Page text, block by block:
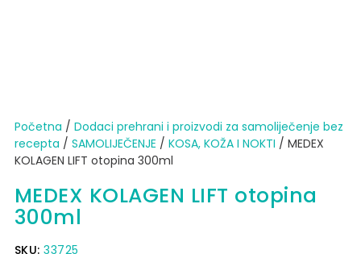
Početna / Dodaci prehrani i proizvodi za samoliječenje bez
recepta / SAMOLIJEČENJE / KOSA, KOŽA I NOKTI / MEDEX
KOLAGEN LIFT otopina 300ml
MEDEX KOLAGEN LIFT otopina
300ml
SKU:33725